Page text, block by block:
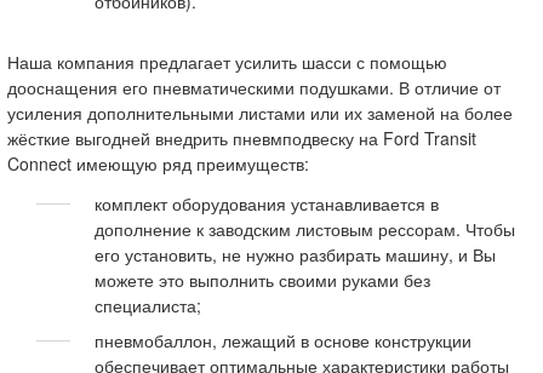
Наша компания предлагает усилить шасси с помощью
дооснащения его пневматическими подушками. В отличие от
усиления дополнительными листами или их заменой на более
жёсткие выгодней внедрить пневмподвеску на Ford Transit
Connect имеющую ряд преимуществ:
комплект оборудования устанавливается в
дополнение к заводским листовым рессорам. Чтобы
его установить, не нужно разбирать машину, и Вы
можете это выполнить своими руками без
специалиста;
пневмобаллон, лежащий в основе конструкции
обеспечивает оптимальные характеристики работы